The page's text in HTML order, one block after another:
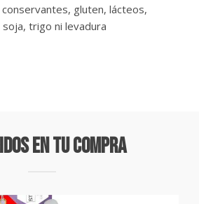
gluten, lácteos,
soja, trigo ni levadura
En Tu Compra